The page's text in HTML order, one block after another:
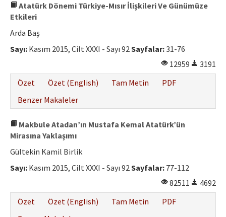
Atatürk Dönemi Türkiye-Mısır İlişkileri Ve Günümüze
Etkileri
Arda Baş
Sayı: Kasım 2015, Cilt XXXI - Sayı 92Sayfalar:31-76
12959
3191
Özet
Özet (English) Tam Metin
PDF
Benzer Makaleler
Makbule Atadan’ın Mustafa Kemal Atatürk’ün
Mirasına Yaklaşımı
Gültekin Kamil Birlik
Sayı: Kasım 2015, Cilt XXXI - Sayı 92Sayfalar: 77-112
82511
4692
Özet
Özet (English) Tam Metin
PDF